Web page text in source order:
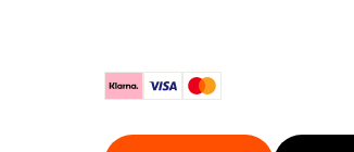
KlarnaVisa Mastercard